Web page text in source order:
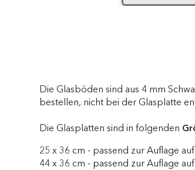
Die Glasböden sind aus 4 mm
bestellen, nicht bei der Glasplatte
Die Glasplatten sind in folgenden
25 x 36 cm - passend zur Auflage
44 x 36 cm - passend zur Auflage